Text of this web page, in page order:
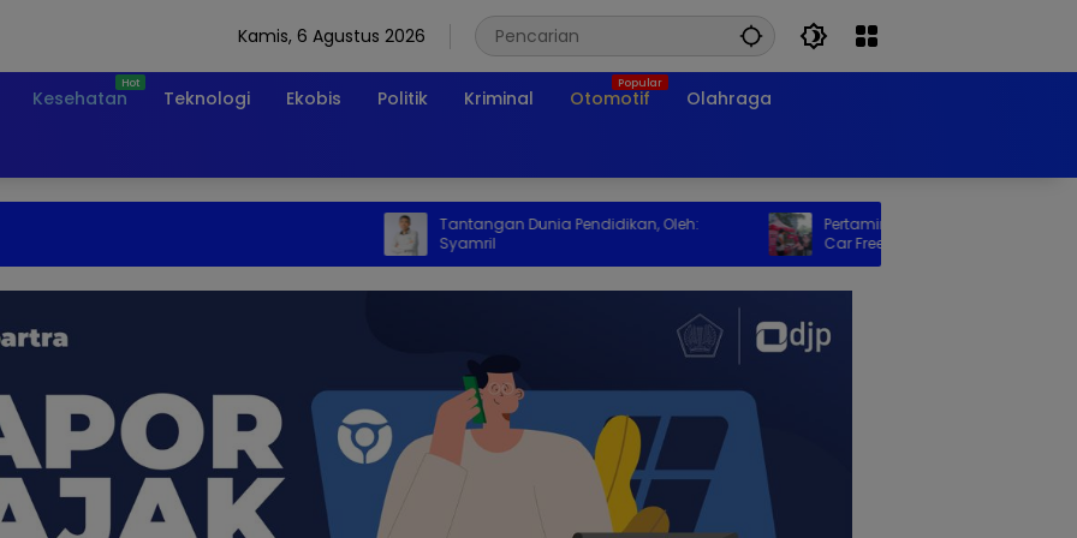
Kamis, 6 Agustus 2026
Kesehatan Teknologi Ekobis Politik Kriminal Otomotif Olahraga
Tantangan Dunia Pendidikan, Oleh:
Syamril
Pertamina Hadirkan Promo BrightGas di
Car Free Day, Dukung LPG 3 Kg Tepat
Sasaran